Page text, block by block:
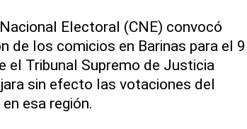
Electoral (CNE) convocó
de los comicios en Barinas para el 9
el Tribunal Supremo de Justicia
sin efecto las votaciones del
esa región.